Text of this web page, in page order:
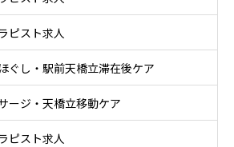
ピスト求人
ぐし・駅前天橋立滞在後ケア
ージ・天橋立移動ケア
ピスト求人